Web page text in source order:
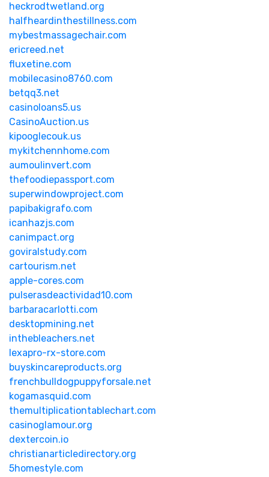
heckrodtwetland.org
halfheardinthestillness.com
mybestmassagechair.com
ericreed.net
fluxetine.com
mobilecasino8760.com
betqq3.net
casinoloans5.us
CasinoAuction.us
kipooglecouk.us
mykitchennhome.com
aumoulinvert.com
thefoodiepassport.com
superwindowproject.com
papibakigrafo.com
icanhazjs.com
canimpact.org
goviralstudy.com
cartourism.net
apple-cores.com
pulserasdeactividad10.com
barbaracarlotti.com
desktopmining.net
inthebleachers.net
lexapro-rx-store.com
buyskincareproducts.org
frenchbulldogpuppyforsale.net
kogamasquid.com
themultiplicationtablechart.com
casinoglamour.org
dextercoin.io
christianarticledirectory.org
5homestyle.com